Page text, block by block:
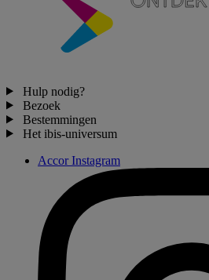
Hulp nodig?
Bezoek
Bestemmingen
Het ibis-universum
Accor Instagram